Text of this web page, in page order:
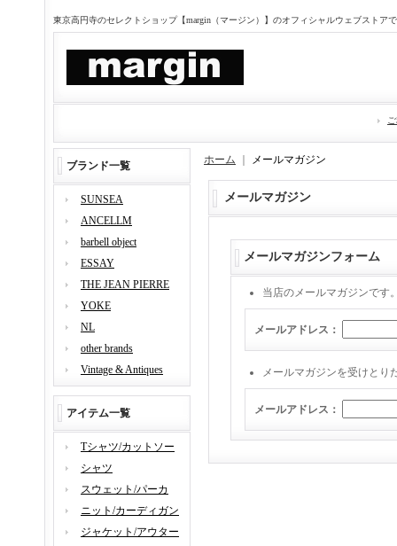
東京高円寺のセレクトショップ【margin（マージン）】のオフィシャルウェブストア
ブランド一覧
SUNSEA
ANCELLM
barbell object
ESSAY
THE JEAN PIERRE
YOKE
NL
other brands
Vintage & Antiques
アイテム一覧
Tシャツ/カットソー
シャツ
スウェット/パーカ
ニット/カーディガン
ジャケット/アウター
ホーム メールマガジン
メールマガジン
メールマガジンフォーム
当店のメールマガジンです
メールアドレス：
メールマガジンを受けとり
メールアドレス：